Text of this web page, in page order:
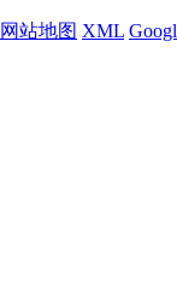
网站地图 XML